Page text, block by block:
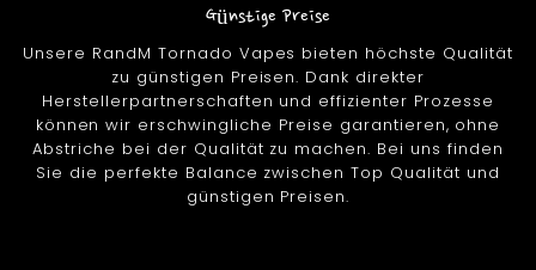
Günstige Preise
Unsere RandM Tornado Vapes bieten höchste Qualität
zu günstigen Preisen. Dank direkter
Herstellerpartnerschaften und effizienter Prozesse
können wir erschwingliche Preise garantieren, ohne
Abstriche bei der Qualität zu machen. Bei uns finden
Sie die perfekte Balance zwischen Top Qualität und
günstigen Preisen.